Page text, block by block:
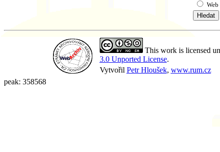
Web
This work is licensed
3.0 Unported License.
Vytvořil Petr Hloušek, www.rum.cz
peak: 358568